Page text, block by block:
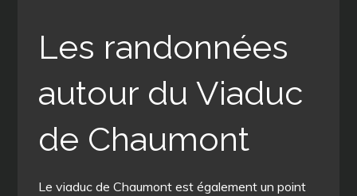
Les randonnées
autour du Viaduc
de Chaumont
Le viaduc de Chaumont est également un point